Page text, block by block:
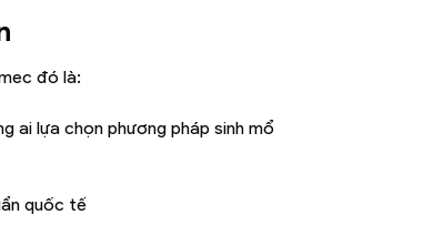
đó là:
ai lựa chọn phương pháp sinh mổ
quốc tế